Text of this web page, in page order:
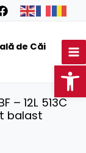
de Căi
– 12L 513C
balast